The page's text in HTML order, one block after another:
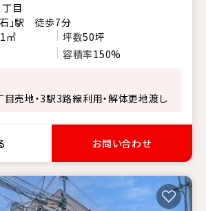
目
」駅 徒歩7分
㎡ 坪数50坪
容積率150%
売地・3駅3路線利用・解体更地渡し
お問い合わせ